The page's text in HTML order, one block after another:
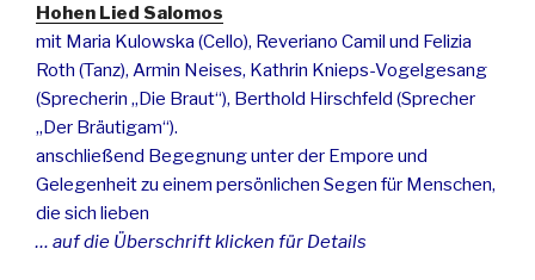
Hohen Lied Salomos
mit Maria Kulowska (Cello), Reveriano Camil und Felizia
Roth (Tanz), Armin Neises, Kathrin Knieps-Vogelgesang
(Sprecherin „Die Braut“), Berthold Hirschfeld (Sprecher
„Der Bräutigam“).
anschließend Begegnung unter der Empore und
Gelegenheit zu einem persönlichen Segen für Menschen,
die sich lieben
… auf die Überschrift klicken für Details